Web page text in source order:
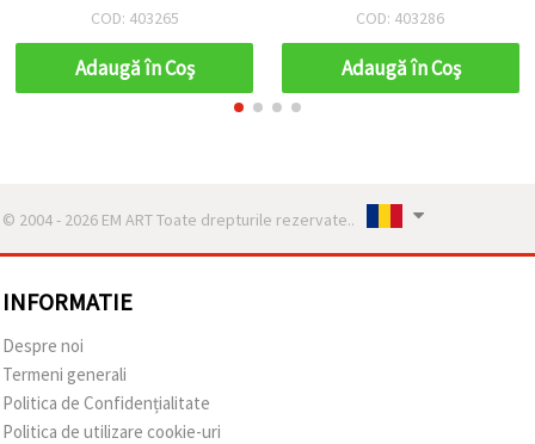
COD: 403265
Adaugă în Coş
COD: 403286
Adaugă în Coş
© 2004 - 2026 EM ART Toate drepturile rezervate..
INFORMATIE
Despre noi
Termeni generali
Politica de Confidențialitate
Politica de utilizare cookie-uri